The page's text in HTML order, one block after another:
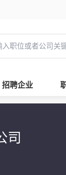
招聘企业
司